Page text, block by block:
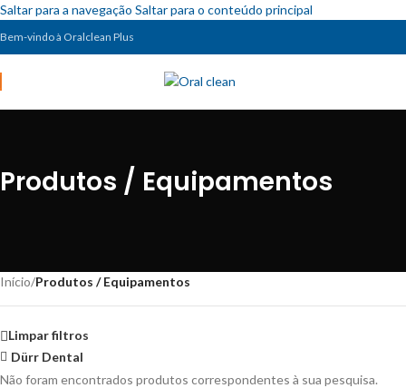
Saltar para a navegação Saltar para o conteúdo principal
Bem-vindo à Oralclean Plus
Produtos / Equipamentos
Início/Produtos / Equipamentos
Limpar filtros
Dürr Dental
Não foram encontrados produtos correspondentes à sua pesquisa.